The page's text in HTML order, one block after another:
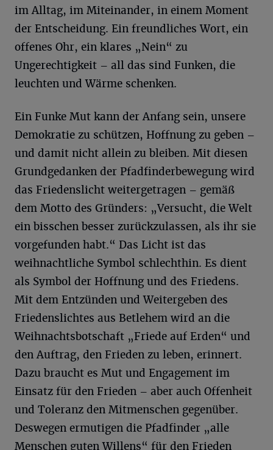
im Alltag, im Miteinander, in einem Moment
der Entscheidung. Ein freundliches Wort, ein
offenes Ohr, ein klares „Nein“ zu
Ungerechtigkeit – all das sind Funken, die
leuchten und Wärme schenken.
Ein Funke Mut kann der Anfang sein, unsere
Demokratie zu schützen, Hoffnung zu geben –
und damit nicht allein zu bleiben. Mit diesen
Grundgedanken der Pfadfinderbewegung wird
das Friedenslicht weitergetragen – gemäß
dem Motto des Gründers: „Versucht, die Welt
ein bisschen besser zurückzulassen, als ihr sie
vorgefunden habt.“ Das Licht ist das
weihnachtliche Symbol schlechthin. Es dient
als Symbol der Hoffnung und des Friedens.
Mit dem Entzünden und Weitergeben des
Friedenslichtes aus Betlehem wird an die
Weihnachtsbotschaft „Friede auf Erden“ und
den Auftrag, den Frieden zu leben, erinnert.
Dazu braucht es Mut und Engagement im
Einsatz für den Frieden – aber auch Offenheit
und Toleranz den Mitmenschen gegenüber.
Deswegen ermutigen die Pfadfinder „alle
Menschen guten Willens“ für den Frieden